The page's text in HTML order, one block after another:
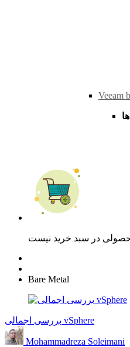
Veeam
Bare Metal
بررسی اجمالی vSphere
Mohammadreza Soleimani